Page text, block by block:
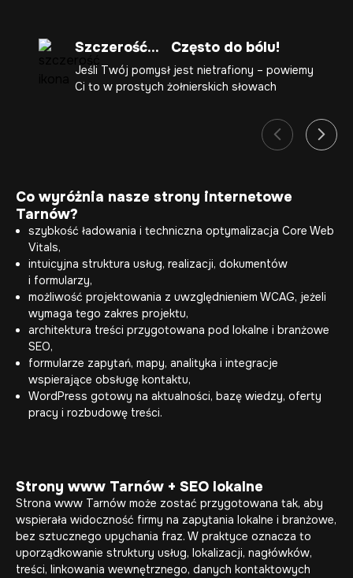
Szczerość... Często do bólu!
Jeśli Twój pomysł jest nietrafiony – powiemy
Ci to w prostych żołnierskich słowach
Co wyróżnia nasze strony internetowe
Tarnów?
szybkość ładowania i techniczna optymalizacja Core Web
Vitals,
intuicyjna struktura usług, realizacji, dokumentów
i formularzy,
możliwość projektowania z uwzględnieniem WCAG, jeżeli
wymaga tego zakres projektu,
architektura treści przygotowana pod lokalne i branżowe
SEO,
formularze zapytań, mapy, analityka i integracje
wspierające obsługę kontaktu,
WordPress gotowy na aktualności, bazę wiedzy, oferty
pracy i rozbudowę treści.
Strony www Tarnów + SEO lokalne
Strona www Tarnów może zostać przygotowana tak, aby
wspierała widoczność firmy na zapytania lokalne i branżowe,
bez sztucznego upychania fraz. W praktyce oznacza to
uporządkowanie struktury usług, lokalizacji, nagłówków,
treści, linkowania wewnętrznego, danych kontaktowych